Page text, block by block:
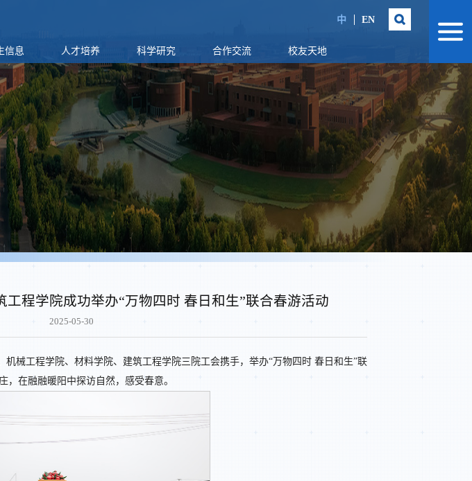
中 EN
信息 人才培养 科学研究 合作交流 校友天地
程学院成功举办“万物四时 春日和生”联合春游活动
2025-05-30
机械工程学院、材料学院、建筑工程学院三院工会携手，举办“万物四时 春日和生”联
在融融暖阳中探访自然，感受春意。